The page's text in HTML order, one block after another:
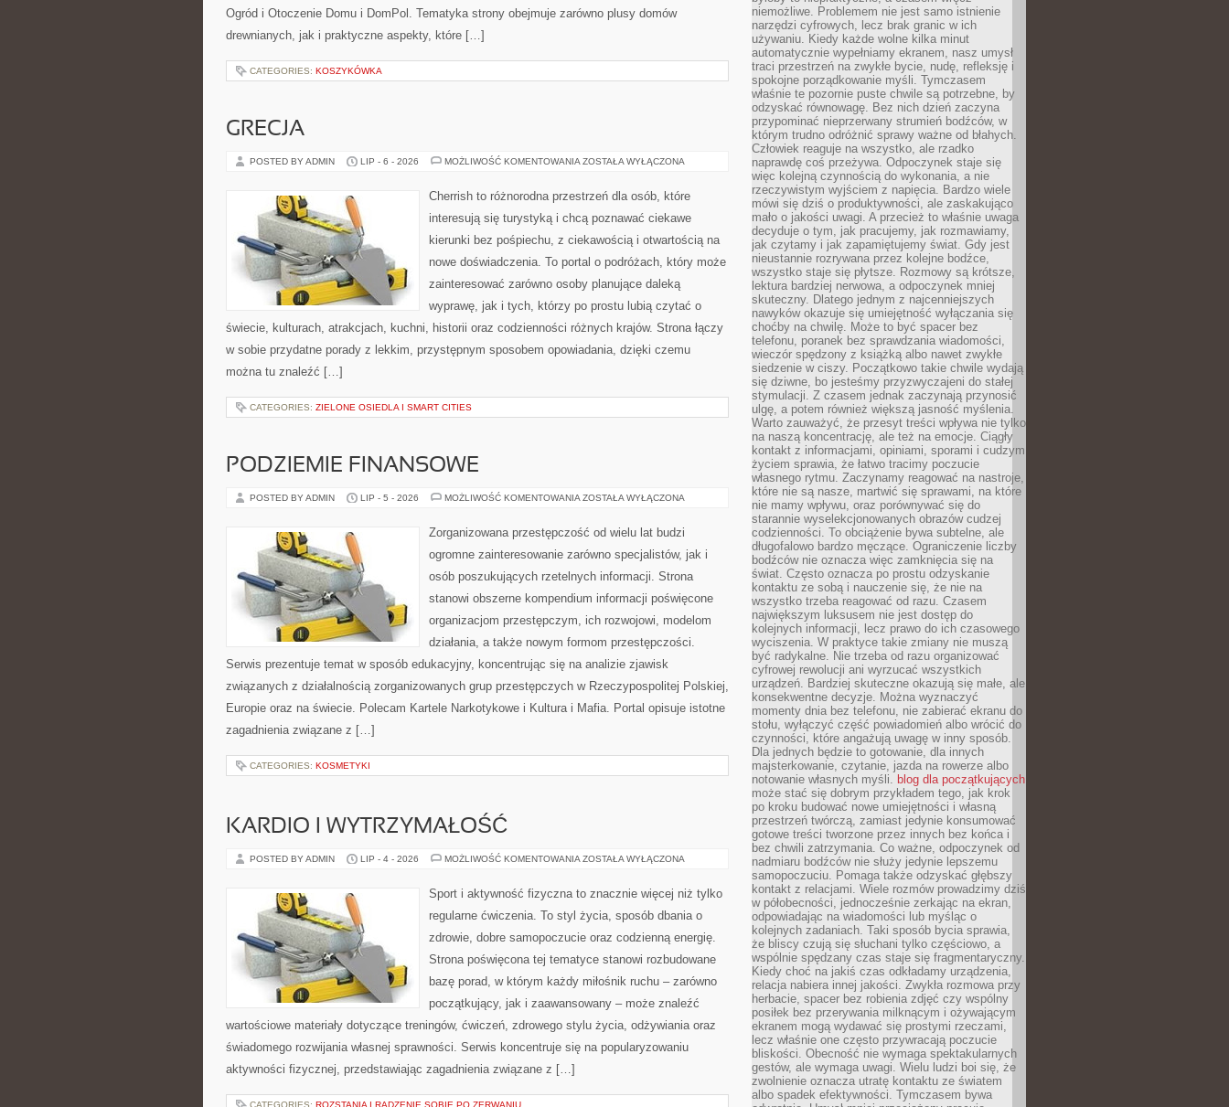
Ogród i Otoczenie Domu i DomPol. Tematyka strony obejmuje zarówno plusy domów
drewnianych, jak i praktyczne aspekty, które […]
CATEGORIES: KOSZYKÓWKA
GRECJA
POSTED BY ADMIN LIP - 6 - 2026 MOŻLIWOŚĆ KOMENTOWANIA GRECJA
ZOSTAŁA WYŁĄCZONA
Cherrish to różnorodna przestrzeń dla osób, które
interesują się turystyką i chcą poznawać ciekawe
kierunki bez pośpiechu, z ciekawością i otwartością na
nowe doświadczenia. To portal o podróżach, który może
zainteresować zarówno osoby planujące daleką
wyprawę, jak i tych, którzy po prostu lubią czytać o
świecie, kulturach, atrakcjach, kuchni, historii oraz codzienności różnych krajów. Strona łączy
w sobie przydatne porady z lekkim, przystępnym sposobem opowiadania, dzięki czemu
można tu znaleźć […]
CATEGORIES: ZIELONE OSIEDLA I SMART CITIES
PODZIEMIE FINANSOWE
POSTED BY ADMIN LIP - 5 - 2026 MOŻLIWOŚĆ KOMENTOWANIA PODZIEMIE
ZOSTAŁA WYŁĄCZONA
Zorganizowana przestępczość od wielu lat budzi
ogromne zainteresowanie zarówno specjalistów, jak i
osób poszukujących rzetelnych informacji. Strona
stanowi obszerne kompendium informacji poświęcone
organizacjom przestępczym, ich rozwojowi, modelom
działania, a także nowym formom przestępczości.
Serwis prezentuje temat w sposób edukacyjny, koncentrując się na analizie zjawisk
związanych z działalnością zorganizowanych grup przestępczych w Rzeczypospolitej Polskiej,
Europie oraz na świecie. Polecam Kartele Narkotykowe i Kultura i Mafia. Portal opisuje istotne
zagadnienia związane z […]
CATEGORIES: KOSMETYKI
KARDIO I WYTRZYMAŁOŚĆ
POSTED BY ADMIN LIP - 4 - 2026 MOŻLIWOŚĆ KOMENTOWANIA KARDIO
ZOSTAŁA WYŁĄCZONA
Sport i aktywność fizyczna to znacznie więcej niż tylko
regularne ćwiczenia. To styl życia, sposób dbania o
zdrowie, dobre samopoczucie oraz codzienną energię.
Strona poświęcona tej tematyce stanowi rozbudowane
bazę porad, w którym każdy miłośnik ruchu – zarówno
początkujący, jak i zaawansowany – może znaleźć
wartościowe materiały dotyczące treningów, ćwiczeń, zdrowego stylu życia, odżywiania oraz
świadomego rozwijania własnej sprawności. Serwis koncentruje się na popularyzowaniu
aktywności fizycznej, przedstawiając zagadnienia związane z […]
CATEGORIES: ROZSTANIA I RADZENIE SOBIE PO ZERWANIU
niemożliwe. Problemem nie jest samo istnienie
narzędzi cyfrowych, lecz brak granic w ich
używaniu. Kiedy każde wolne kilka minut
automatycznie wypełniamy ekranem, nasz umysł
traci przestrzeń na zwykłe bycie, nudę, refleksję i
spokojne porządkowanie myśli. Tymczasem
właśnie te pozornie puste chwile są potrzebne, by
odzyskać równowagę. Bez nich dzień zaczyna
przypominać nieprzerwany strumień bodźców, w
którym trudno odróżnić sprawy ważne od błahych.
Człowiek reaguje na wszystko, ale rzadko
naprawdę coś przeżywa. Odpoczynek staje się
więc kolejną czynnością do wykonania, a nie
rzeczywistym wyjściem z napięcia. Bardzo wiele
mówi się dziś o produktywności, ale zaskakująco
mało o jakości uwagi. A przecież to właśnie uwaga
decyduje o tym, jak pracujemy, jak rozmawiamy,
jak czytamy i jak zapamiętujemy świat. Gdy jest
nieustannie rozrywana przez kolejne bodźce,
wszystko staje się płytsze. Rozmowy są krótsze,
lektura bardziej nerwowa, a odpoczynek mniej
skuteczny. Dlatego jednym z najcenniejszych
nawyków okazuje się umiejętność wyłączania się
choćby na chwilę. Może to być spacer bez
telefonu, poranek bez sprawdzania wiadomości,
wieczór spędzony z książką albo nawet zwykłe
siedzenie w ciszy. Początkowo takie chwile wydają
się dziwne, bo jesteśmy przyzwyczajeni do stałej
stymulacji. Z czasem jednak zaczynają przynosić
ulgę, a potem również większą jasność myślenia.
Warto zauważyć, że przesyt treści wpływa nie tylko
na naszą koncentrację, ale też na emocje. Ciągły
kontakt z informacjami, opiniami, sporami i cudzym
życiem sprawia, że łatwo tracimy poczucie
własnego rytmu. Zaczynamy reagować na nastroje,
które nie są nasze, martwić się sprawami, na które
nie mamy wpływu, oraz porównywać się do
starannie wyselekcjonowanych obrazów cudzej
codzienności. To obciążenie bywa subtelne, ale
długofalowo bardzo męczące. Ograniczenie liczby
bodźców nie oznacza więc zamknięcia się na
świat. Często oznacza po prostu odzyskanie
kontaktu ze sobą i nauczenie się, że nie na
wszystko trzeba reagować od razu. Czasem
największym luksusem nie jest dostęp do
kolejnych informacji, lecz prawo do ich czasowego
wyciszenia. W praktyce takie zmiany nie muszą
być radykalne. Nie trzeba od razu organizować
cyfrowej rewolucji ani wyrzucać wszystkich
urządzeń. Bardziej skuteczne okazują się małe, ale
konsekwentne decyzje. Można wyznaczyć
momenty dnia bez telefonu, nie zabierać ekranu do
stołu, wyłączyć część powiadomień albo wrócić do
czynności, które angażują uwagę w inny sposób.
Dla jednych będzie to gotowanie, dla innych
majsterkowanie, czytanie, jazda na rowerze albo
notowanie własnych myśli. blog dla początkujących
może stać się dobrym przykładem tego, jak krok
po kroku budować nowe umiejętności i własną
przestrzeń twórczą, zamiast jedynie konsumować
gotowe treści tworzone przez innych bez końca i
bez chwili zatrzymania. Co ważne, odpoczynek od
nadmiaru bodźców nie służy jedynie lepszemu
samopoczuciu. Pomaga także odzyskać głębszy
kontakt z relacjami. Wiele rozmów prowadzimy dziś
w półobecności, jednocześnie zerkając na ekran,
odpowiadając na wiadomości lub myśląc o
kolejnych zadaniach. Taki sposób bycia sprawia,
że bliscy czują się słuchani tylko częściowo, a
wspólnie spędzany czas staje się fragmentaryczny.
Kiedy choć na jakiś czas odkładamy urządzenia,
relacja nabiera innej jakości. Zwykła rozmowa przy
herbacie, spacer bez robienia zdjęć czy wspólny
posiłek bez przerywania milknącym i ożywającym
ekranem mogą wydawać się prostymi rzeczami,
lecz właśnie one często przywracają poczucie
bliskości. Obecność nie wymaga spektakularnych
gestów, ale wymaga uwagi. Wielu ludzi boi się, że
zwolnienie oznacza utratę kontaktu ze światem
albo spadek efektywności. Tymczasem bywa